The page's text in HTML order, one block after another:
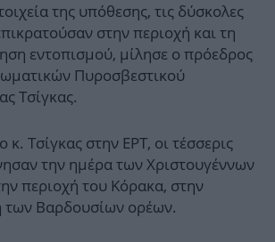
της υπόθεσης, τις δύσκολες
στην περιοχή και τη
εντοπισμού, μίλησε ο πρόεδρος
Πυροσβεστικού
Τσίγκας.
Τσίγκας στην ΕΡΤ, οι τέσσερις
την ημέρα των Χριστουγέννων
περιοχή του Κόρακα, στην
Βαρδουσίων ορέων.